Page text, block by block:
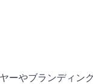
ーやブランディン